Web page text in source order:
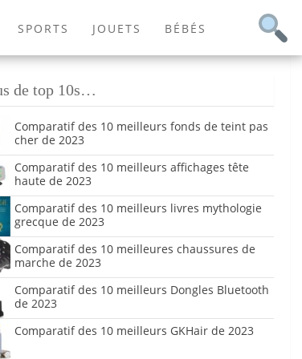
SPORTS JOUETS BÉBÉS
de top 10s…
Comparatif des 10 meilleurs fonds de teint pas
cher de 2023
Comparatif des 10 meilleurs affichages tête
haute de 2023
Comparatif des 10 meilleurs livres mythologie
grecque de 2023
Comparatif des 10 meilleures chaussures de
marche de 2023
Comparatif des 10 meilleurs Dongles Bluetooth
de 2023
Comparatif des 10 meilleurs GKHair de 2023